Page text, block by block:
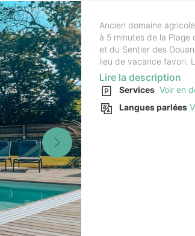
Ancien domaine
à 5 minutes de la Plage
et du Sentier des
lieu de vacance favori.
Lire la description
Services Voir en
Langues parlées